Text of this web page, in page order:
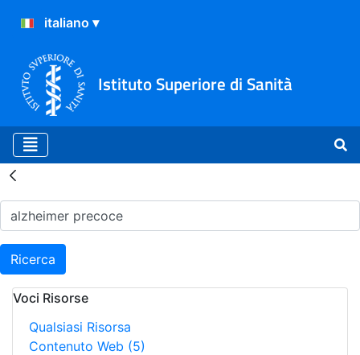
Istituto Superiore di Sanità
Risultati della Ricerca -
Ricerca
Voci Risorse
Qualsiasi Risorsa
Contenuto Web (5)